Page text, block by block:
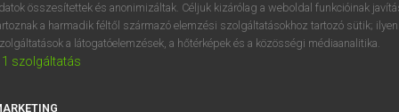
VAN ELŐFIZETÉSED?
megtekintéséhez.
összesítettek és anonimizáltak. Céljuk kizárólag a weboldal funkcióinak
a harmadik féltől származó elemzési szolgáltatásokhoz tartozó sütik;
a látogatóelemzések, a hőtérképek és a közösségi médiaanalitika.
1 szolgáltatás
í y x c v b n m , .